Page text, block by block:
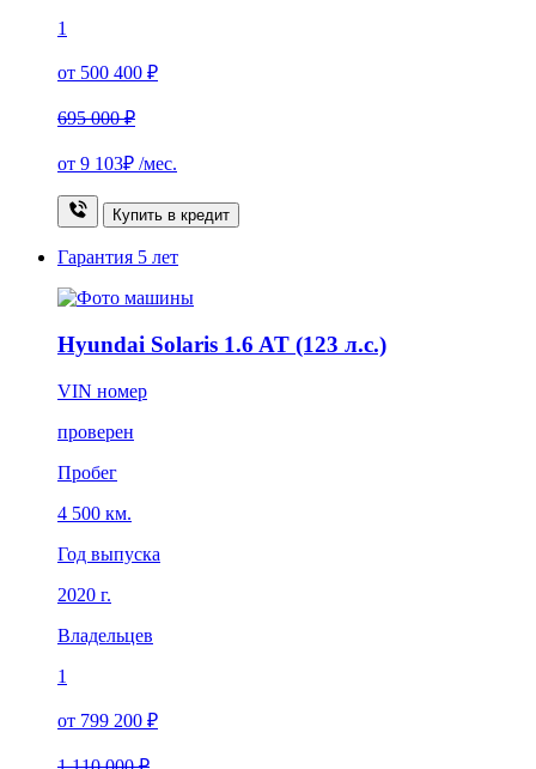
1
от 500 400 ₽
695 000 ₽
от 9 103₽ /мес.
Купить в кредит
Гарантия 5 лет
Hyundai Solaris 1.6 AT (123 л.с.)
VIN номер
проверен
Пробег
4 500 км.
Год выпуска
2020 г.
Владельцев
1
от 799 200 ₽